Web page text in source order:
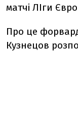
матчі ЛІги
Про це форвард
Кузнецов